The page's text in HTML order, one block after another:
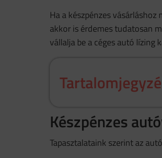
Ha a készpénzes
akkor is érdemes tudatosan
vállalja be a céges autó lízing
Készpénzes
Tapasztalataink szerint az